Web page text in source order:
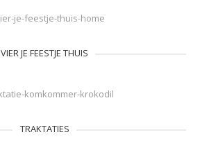
VIER JE FEESTJE THUIS
TRAKTATIES